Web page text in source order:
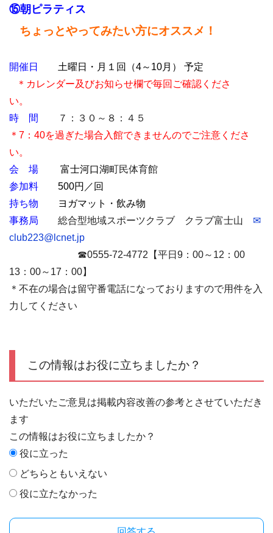
⑮朝ピラティス
ちょっとやってみたい方にオススメ！
開催日 土曜日・月１回（4～10月） 予定
＊ カレンダー及びお知らせ欄で毎回ご確認くださ
い。
時 間
７：３０～８：４５
＊7：40を過ぎた場合入館できませんのでご注意くださ
い。
会 場
富士河口湖町民体育館
参加料 500円／回
持ち物
ヨガマット・飲み物
事務局 総合型地域スポーツクラブ クラブ富士山
✉
club223@lcnet.jp
☎0555-72-4772【平日9：00～12：00
13：00～17：00】
＊不在の場合は留守番電話になっておりますので用件を入
力してください
この情報はお役に立ちましたか？
いただいたご意見は掲載内容改善の参考とさせていただき
ます
この情報はお役に立ちましたか？
役に立った
どちらともいえない
役に立たなかった